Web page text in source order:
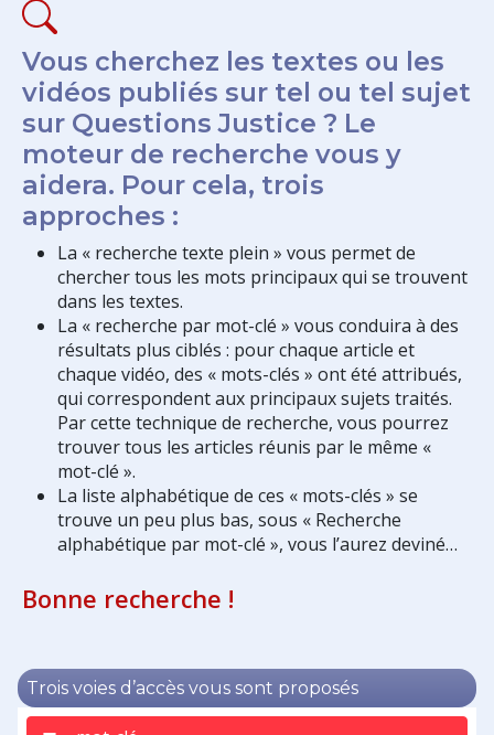
Vous cherchez les textes ou les
vidéos publiés sur tel ou tel sujet
sur Questions Justice ? Le
moteur de recherche vous y
aidera. Pour cela, trois
approches :
La « recherche texte plein » vous permet de
chercher tous les mots principaux qui se trouvent
dans les textes.
La « recherche par mot-clé » vous conduira à des
résultats plus ciblés : pour chaque article et
chaque vidéo, des « mots-clés » ont été attribués,
qui correspondent aux principaux sujets traités.
Par cette technique de recherche, vous pourrez
trouver tous les articles réunis par le même «
mot-clé ».
La liste alphabétique de ces « mots-clés » se
trouve un peu plus bas, sous « Recherche
alphabétique par mot-clé », vous l’aurez deviné…
Bonne recherche !
Trois voies d’accès vous sont proposés